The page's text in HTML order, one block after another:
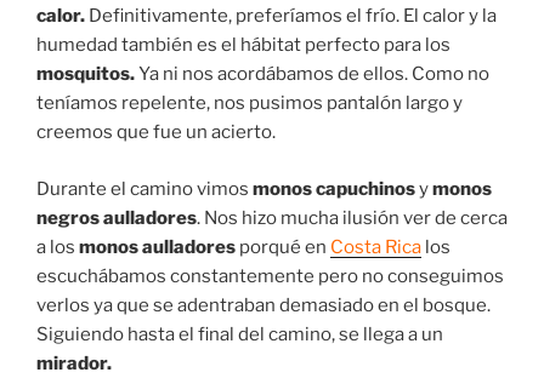
calor. Definitivamente, preferíamos el frío. El calor y la
humedad también es el hábitat perfecto para los
mosquitos.Ya ni nos acordábamos de ellos. Como no
teníamos repelente, nos pusimos pantalón largo y
creemos que fue un acierto.
Durante el camino vimos monos capuchinosymonos
negros aulladores. Nos hizo mucha ilusión ver de cerca
a los monos aulladores porqué en Costa Rica los
escuchábamos constantemente pero no conseguimos
verlos ya que se adentraban demasiado en el bosque.
Siguiendo hasta el final del camino, se llega a un
mirador.